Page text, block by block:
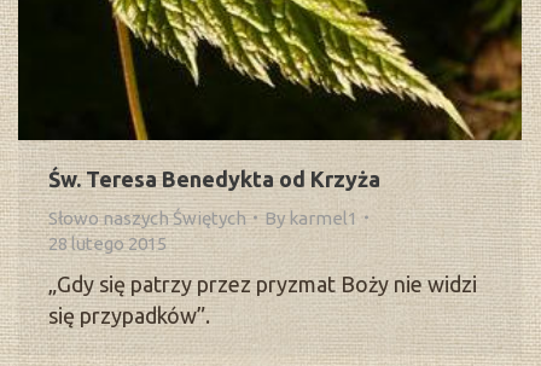
Św. Teresa Benedykta od Krzyża
Słowo naszych Świętych By karmel1
28 lutego 2015
„Gdy się patrzy przez pryzmat Boży nie widzi
się przypadków”.